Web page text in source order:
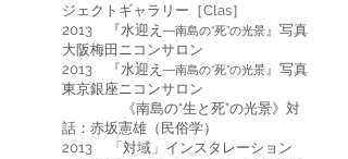
ジェクトギャラリー［Clas］
2013 『水迎え ―南島の“死”の光景』写真
大阪梅田ニコンサロン
2013 『水迎え ―南島の“死”の光景』写真
東京銀座ニコンサロン
《南島の“生と死”の光景》対
話：赤坂憲雄（民俗学）
2013 「対域」インスタレーション